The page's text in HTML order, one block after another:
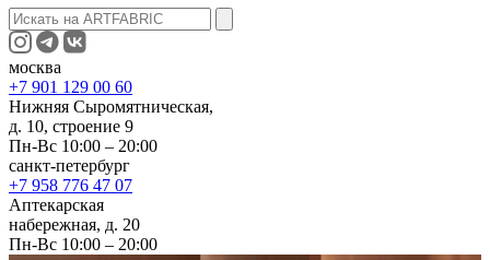
москва
+7 901 129 00 60
Нижняя Сыромятническая,
д. 10, строение 9
Пн-Вс 10:00 – 20:00
санкт-петербург
+7 958 776 47 07
Аптекарская
набережная, д. 20
Пн-Вс 10:00 – 20:00